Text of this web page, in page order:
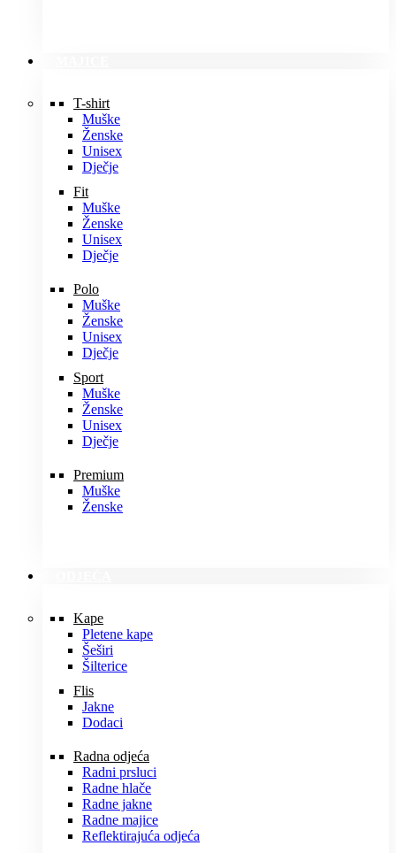
T-shirt
Muške
Ženske
Unisex
Dječje
Fit
Muške
Ženske
Unisex
Dječje
Polo
Muške
Ženske
Unisex
Dječje
Sport
Muške
Ženske
Unisex
Dječje
Premium
Muške
Ženske
Kape
Pletene kape
Šeširi
Šilterice
Flis
Jakne
Dodaci
Radna odjeća
Radni prsluci
Radne hlače
Radne jakne
Radne majice
Reflektirajuća odjeća